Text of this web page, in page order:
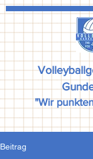
"Wir
Beitrag